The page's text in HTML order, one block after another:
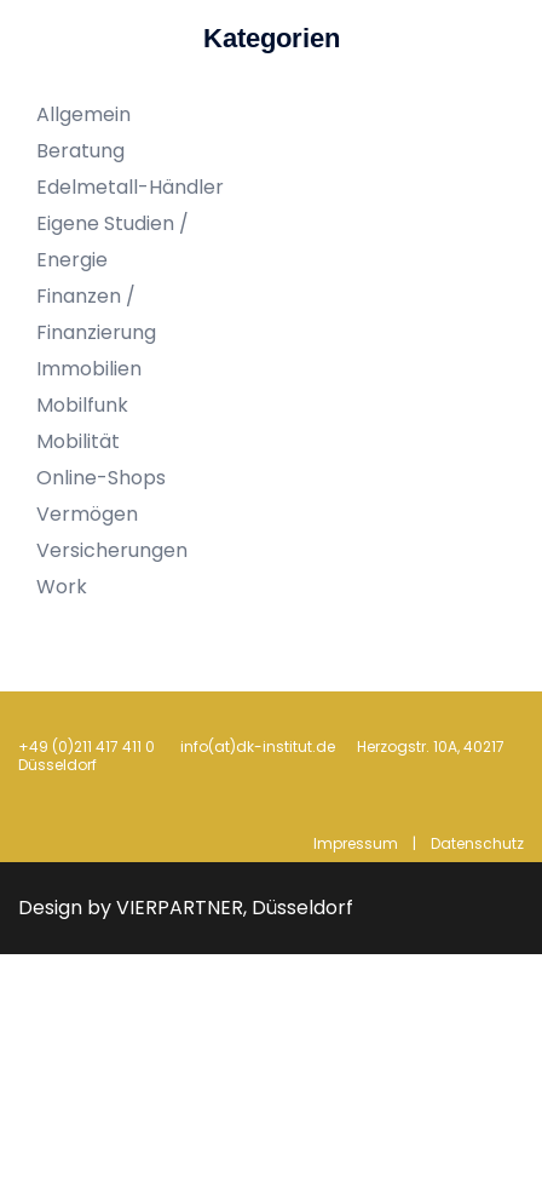
Kategorien
Allgemein
Beratung
Edelmetall-Händler
Eigene Studien /
Energie
Finanzen /
Finanzierung
Immobilien
Mobilfunk
Mobilität
Online-Shops
Vermögen
Versicherungen
Work
+49 (0)211 417 411 0 info(at)dk-institut.de Her­zogstr. 10A, 40217
Düsseldorf
Impressum | Datenschutz
Design by VIERPARTNER, Düsseldorf